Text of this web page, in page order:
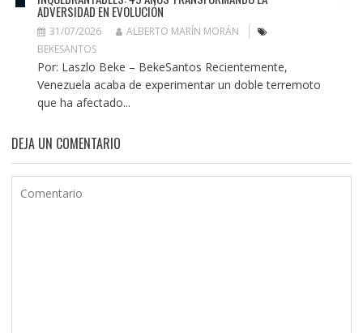
ADVERSIDAD EN EVOLUCIÓN
31/07/2026
ALBERTO MARÍN MORÁN
BEKESANTOS
Por: Laszlo Beke – BekeSantos Recientemente,
Venezuela acaba de experimentar un doble terremoto
que ha afectado...
DEJA UN COMENTARIO